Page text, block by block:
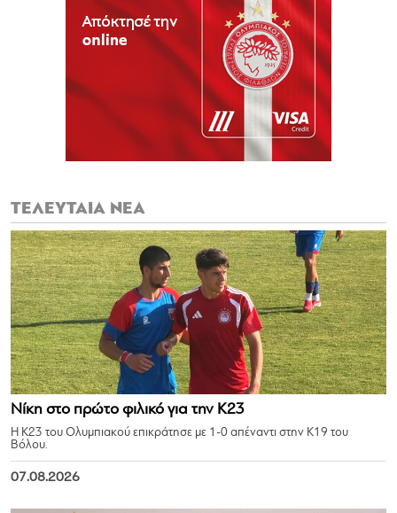
ΤΕΛΕΥΤΑΙΑ ΝΕΑ
Νίκη στο πρώτο φιλικό για την Κ23
Η Κ23 του Ολυμπιακού επικράτησε με 1-0 απέναντι στην Κ19 του
Βόλου.
07.08.2026